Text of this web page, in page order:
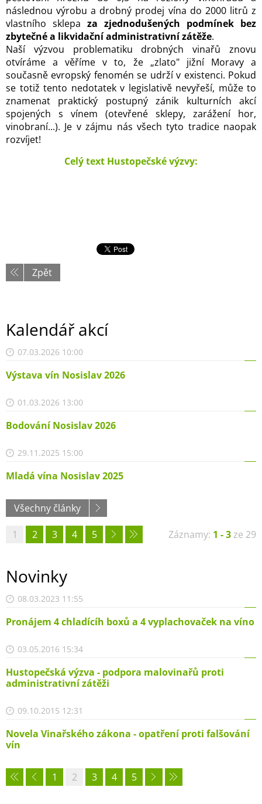
následnou výrobu a drobný prodej vína do 2000 litrů z
vlastního sklepa za zjednodušených podmínek bez
zbytečné a likvidační administrativní zátěže.
Naší výzvou problematiku drobných vinařů znovu
otvíráme a věříme v to, že „zlato" jižní Moravy a
současně evropský fenomén se udrží v existenci. Pokud
se totiž tento nedotatek v legislativě nevyřeší, může to
znamenat praktický postupný zánik kulturních akcí
spojených s vínem (otevřené sklepy, zarážení hor,
vinobraní...). Je v zájmu nás všech tyto tradice naopak
rozvíjet!
Celý text Hustopečské výzvy:
Zpět
Kalendář akcí
07.03.2026 10:00
Výstava vín Nosislav 2026
01.03.2026 13:00
Bodování Nosislav 2026
29.11.2025 15:00
Mladá vína Nosislav 2025
Všechny články
Záznamy: 1 - 3ze 29
1 2 3 4 5
Novinky
08.03.2023 11:55
Pronájem 4 chladícíh boxů a 4 vyplachovaček na víno
03.05.2016 15:34
Hustopečská výzva - podpora malovinařů proti
administrativní zátěži
09.10.2015 12:31
Novela Vinařského zákona - opatření proti falšování
vín
1 2 3 4 5